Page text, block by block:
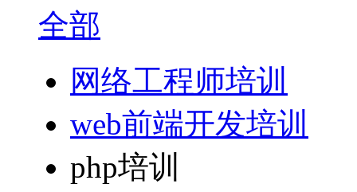
全部
网络工程师培训
web前端开发培训
php培训